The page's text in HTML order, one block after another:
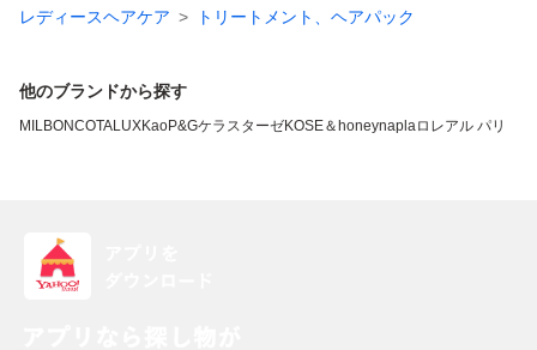
レディースヘアケア
トリートメント、ヘアパック
他のブランドから探す
MILBONCOTALUXKaoP&GケラスターゼKOSE＆honeynaplaロレアル パリ